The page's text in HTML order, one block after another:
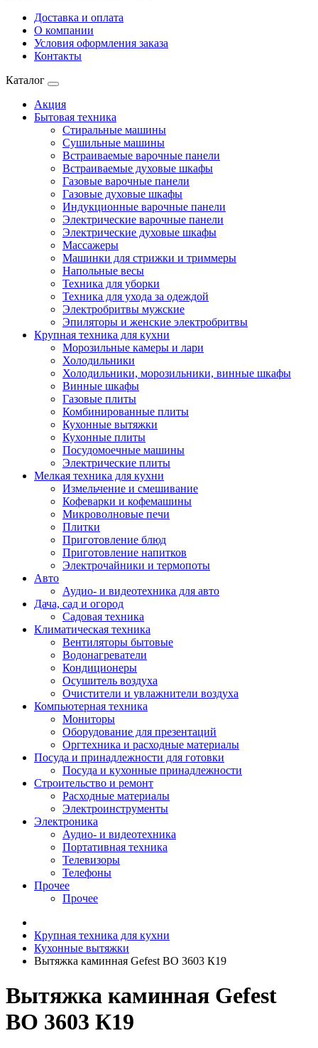
Доставка и оплата
О компании
Условия оформления заказа
Контакты
Каталог
Акция
Бытовая техника
Стиральные машины
Сушильные машины
Встраиваемые варочные панели
Встраиваемые духовые шкафы
Газовые варочные панели
Газовые духовые шкафы
Индукционные варочные панели
Электрические варочные панели
Электрические духовые шкафы
Массажеры
Машинки для стрижки и триммеры
Напольные весы
Техника для уборки
Техника для ухода за одеждой
Электробритвы мужские
Эпиляторы и женские электробритвы
Крупная техника для кухни
Морозильные камеры и лари
Холодильники
Холодильники, морозильники, винные шкафы
Винные шкафы
Газовые плиты
Комбинированные плиты
Кухонные вытяжки
Кухонные плиты
Посудомоечные машины
Электрические плиты
Мелкая техника для кухни
Измельчение и смешивание
Кофеварки и кофемашины
Микроволновые печи
Плитки
Приготовление блюд
Приготовление напитков
Электрочайники и термопоты
Авто
Аудио- и видеотехника для авто
Дача, сад и огород
Садовая техника
Климатическая техника
Вентиляторы бытовые
Водонагреватели
Кондиционеры
Осушитель воздуха
Очистители и увлажнители воздуха
Компьютерная техника
Мониторы
Оборудование для презентаций
Оргтехника и расходные материалы
Посуда и принадлежности для готовки
Посуда и кухонные принадлежности
Строительство и ремонт
Расходные материалы
Электроинструменты
Электроника
Аудио- и видеотехника
Портативная техника
Телевизоры
Телефоны
Прочее
Прочее
Крупная техника для кухни
Кухонные вытяжки
Вытяжка каминная Gefest ВО 3603 К19
Вытяжка каминная Gefest
ВО 3603 К19